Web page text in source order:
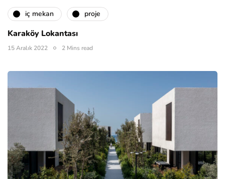
i̇ç mekan proje
Karaköy Lokantası
15 Aralık 2022 2 Mins read